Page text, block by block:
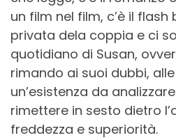
un film nel film, c’è il
privata dela coppia e ci
quotidiano di Susan,
rimando ai suoi dubbi,
un’esistenza da
rimettere in sesto dietro
freddezza e superiorità.